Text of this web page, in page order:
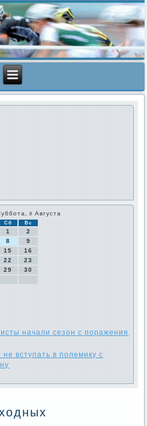
8 Августа
Сб Вс
1
2
8
9
15
16
22
23
29
30
начали сезон с поражения
вступать в полемику с